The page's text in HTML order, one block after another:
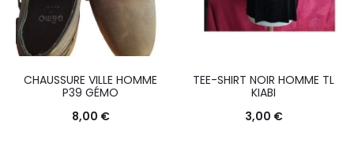
CHAUSSURE VILLE HOMME
P39 GÉMO
8,00 €
TEE-SHIRT NOIR HOMME TL
KIABI
3,00 €